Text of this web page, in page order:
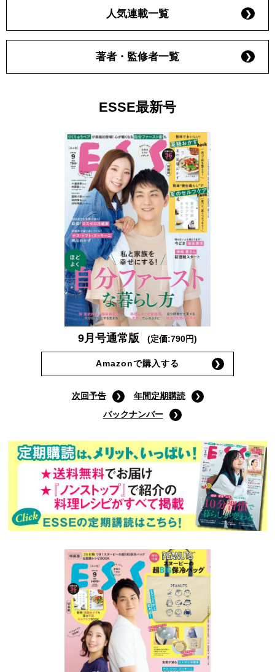
人気連載一覧
著者・監修者一覧
ESSE最新号
9月号通常版 (定価:790円)
Amazonで購入する
次回予告
年間定期購読
バックナンバー